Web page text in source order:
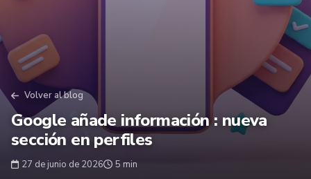
Volver al blog
Google añade información : nueva
sección en perfiles
27 de junio de 2026 5 min